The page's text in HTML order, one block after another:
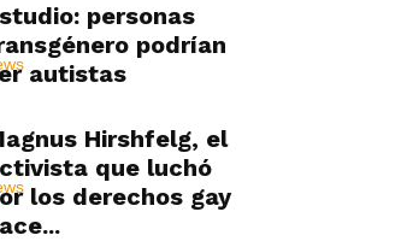
personas
podrían
autistas
Hirshfelg, el
que luchó
los derechos gay